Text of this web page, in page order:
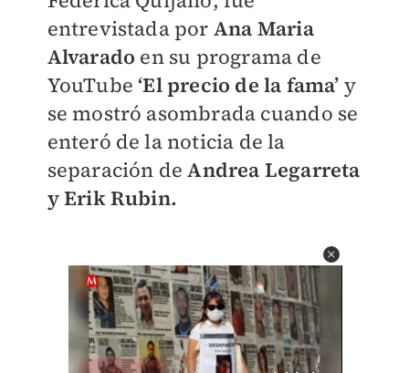
entrevistada por Ana Maria
Alvarado en su programa de
YouTube‘El precio de la fama’ y
se mostró asombrada cuando se
enteró de la noticia de la
separación deAndrea Legarreta
y Erik Rubin.